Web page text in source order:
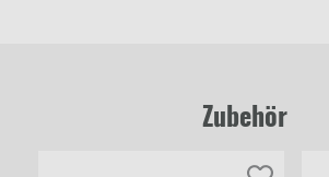
Zubehör